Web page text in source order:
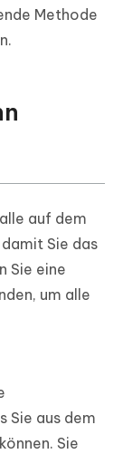
Methode
auf dem
Sie das
Sie eine
um alle
Sie aus dem
Sie